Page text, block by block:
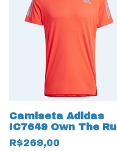
Camiseta Adidas
IC7649 Own The
Vermelho Brilante
R$269,00